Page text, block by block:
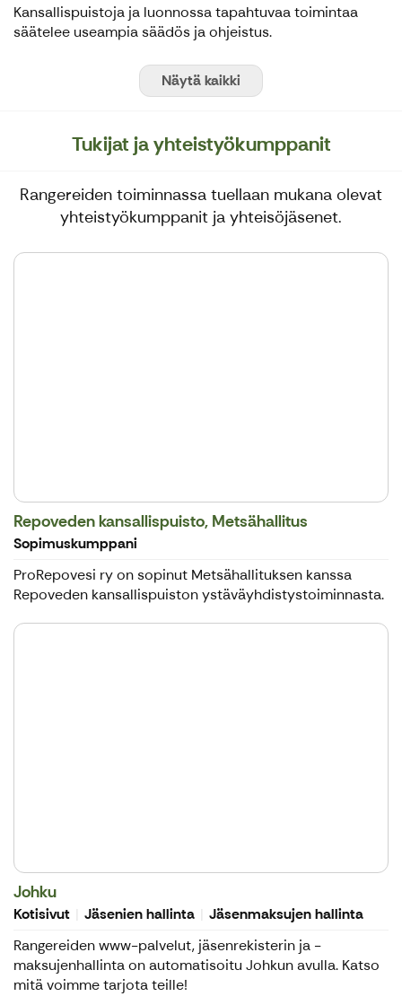
Kansallispuistoja ja luonnossa tapahtuvaa toimintaa
säätelee useampia säädös ja ohjeistus.
Näytä kaikki
Tukijat ja yhteistyökumppanit
Rangereiden toiminnassa tuellaan mukana olevat
yhteistyökumppanit ja yhteisöjäsenet.
Repoveden kansallispuisto, Metsähallitus
Sopimuskumppani
ProRepovesi ry on sopinut Metsähallituksen kanssa
Repoveden kansallispuiston ystäväyhdistystoiminnasta.
Johku
Kotisivut Jäsenien hallinta
Jäsenmaksujen hallinta
Rangereiden www-palvelut, jäsenrekisterin ja -
maksujenhallinta on automatisoitu Johkun avulla. Katso
mitä voimme tarjota teille!